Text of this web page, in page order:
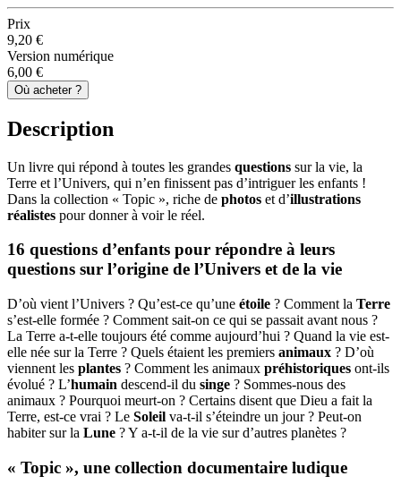
Prix
9,20 €
Version numérique
6,00 €
Où acheter ?
Description
Un livre qui répond à toutes les grandes questions sur la vie, la
Terre et l’Univers, qui n’en finissent pas d’intriguer les enfants !
Dans la collection « Topic », riche de photos et d’illustrations
réalistes pour donner à voir le réel.
16 questions d’enfants pour répondre à leurs
questions sur l’origine de l’Univers et de la vie
D’où vient l’Univers ? Qu’est-ce qu’une étoile ? Comment la Terre
s’est-elle formée ? Comment sait-on ce qui se passait avant nous ?
La Terre a-t-elle toujours été comme aujourd’hui ? Quand la vie est-
elle née sur la Terre ? Quels étaient les premiers animaux ? D’où
viennent les plantes ? Comment les animaux préhistoriques ont-ils
évolué ? L’humain descend-il du singe ? Sommes-nous des
animaux ? Pourquoi meurt-on ? Certains disent que Dieu a fait la
Terre, est-ce vrai ? Le Soleil va-t-il s’éteindre un jour ? Peut-on
habiter sur la Lune ? Y a-t-il de la vie sur d’autres planètes ?
« Topic », une collection documentaire ludique